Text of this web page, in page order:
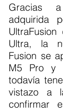
Gracias
adquirida
Ultra, la
Fusion se
M5 Pro y
todavía
vistazo a
confirmar